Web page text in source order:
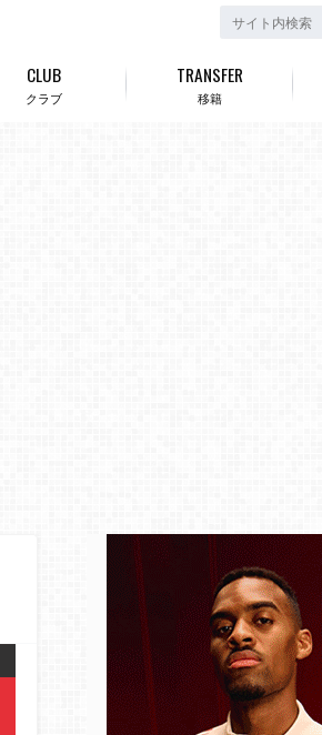
クラブ
CLUB
移籍
TRANSFER